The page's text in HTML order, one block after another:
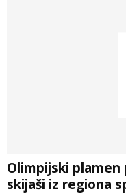
Olimpijski plamen
skijaši iz regiona